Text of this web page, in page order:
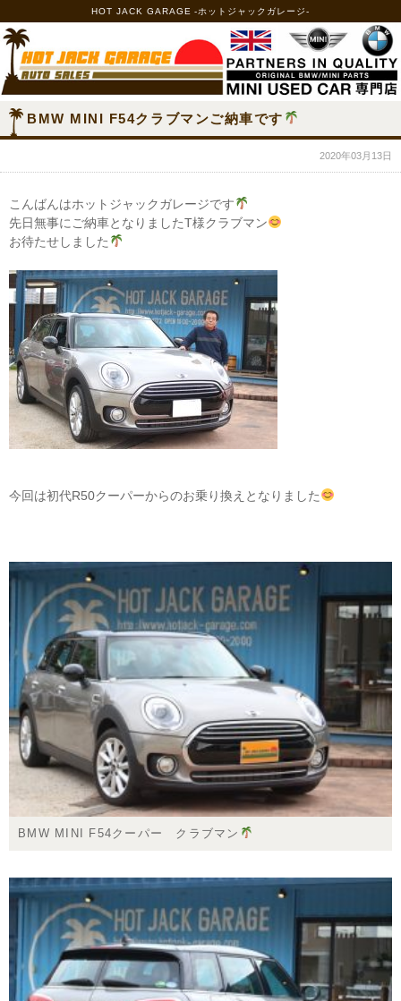
HOT JACK GARAGE -ホットジャックガレージ-
BMW MINI F54クラブマンご納車です
2020年03月13日
こんばんはホットジャックガレージです
先日無事にご納車となりましたT様クラブマン
お待たせしました
今回は初代R50クーパーからのお乗り換えとなりました
BMW MINI F54クーパー クラブマン